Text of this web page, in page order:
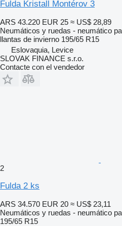
Fulda Kristall Montérov 3
ARS 43.220 EUR 25 ≈ US$ 28,89
Neumáticos y ruedas - neumático
llantas de invierno 195/65 R15
Eslovaquia, Levice
SLOVAK FINANCE s.r.o.
Contacte con el vendedor
2
Fulda 2 ks
ARS 34.570 EUR 20 ≈ US$ 23,11
Neumáticos y ruedas - neumático
195/65 R15